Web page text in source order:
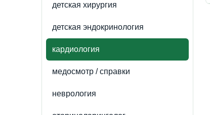
детская хирургия
детская эндокринология
кардиология
медосмотр / справки
неврология